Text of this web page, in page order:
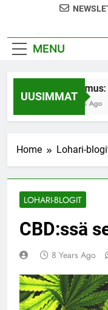
MENU
UUSIMMAT
Tutkimus:
7 Years Ago
Home Lohari-
LOHARI-BLOGIT
CBD:ssä
8 Years Ago